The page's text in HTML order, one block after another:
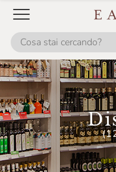
Luccini
Lurisia
Luzi
Madama Oliva
Magno Food
Mamma Mia